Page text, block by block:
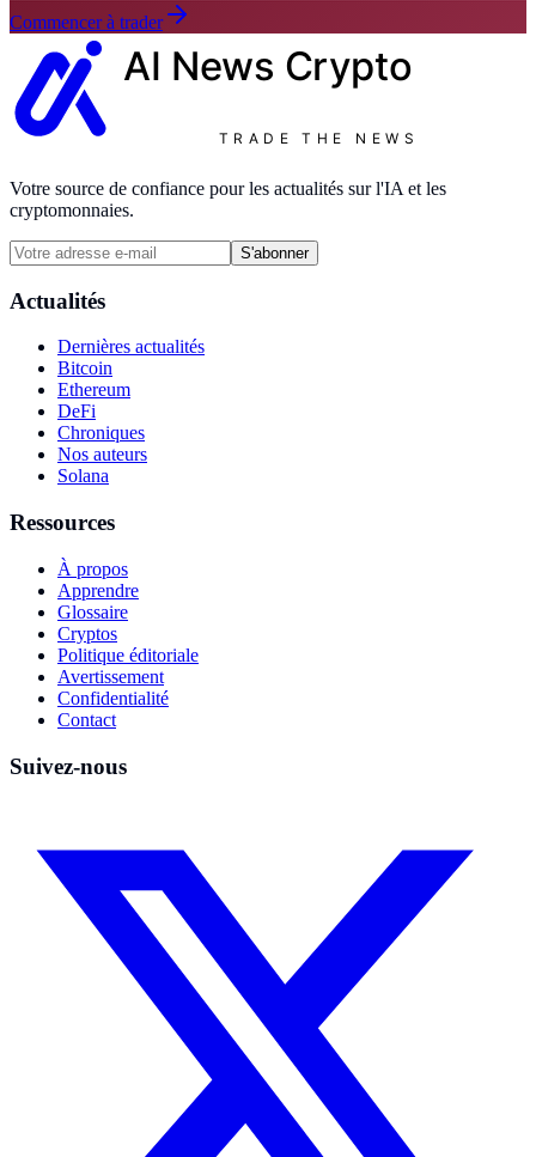
Commencer à trader
AI News Crypto
TRADE THE NEWS
Votre source de confiance pour les actualités sur l'IA et les
cryptomonnaies.
S'abonner
Actualités
Dernières actualités
Bitcoin
Ethereum
DeFi
Chroniques
Nos auteurs
Solana
Ressources
À propos
Apprendre
Glossaire
Cryptos
Politique éditoriale
Avertissement
Confidentialité
Contact
Suivez-nous